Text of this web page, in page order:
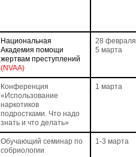
Национальная
Академия помощи
жертвам преступлений
(NVAA)
28
5 марта
Конференция
«Использование
наркотиков
подростками. Что надо
знать и что делать»
1 марта
Обучающий семинар по
собриологии
1-3 марта